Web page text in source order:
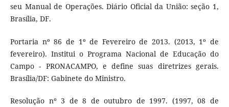
seu Manual de Operações. Diário Oficial da União: seção 1,
Brasília, DF.
Portaria nº 86 de 1º de Fevereiro de 2013. (2013, 1º de
fevereiro). Institui o Programa Nacional de Educação do
Campo - PRONACAMPO, e define suas diretrizes gerais.
Brasília/DF: Gabinete do Ministro.
Resolução nº 3 de 8 de outubro de 1997. (1997, 08 de